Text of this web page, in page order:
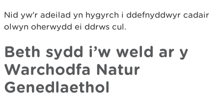
Nid yw'r adeilad yn hygyrch i ddefnyddwyr cadair
olwyn oherwydd ei ddrws cul.
Beth sydd i’w weld ar y
Warchodfa Natur
Genedlaethol